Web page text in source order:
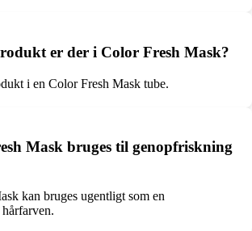
er der i Color Fresh Mask?
i en Color Fresh Mask tube.
Mask bruges til genopfriskning
kan bruges ugentligt som en